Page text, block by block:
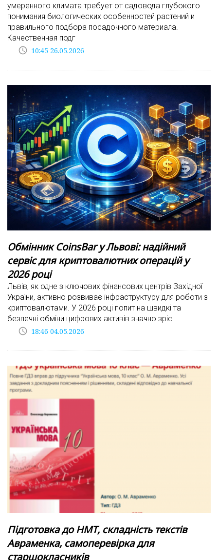
умеренного климата требует от садовода глубокого
понимания биологических особенностей растений и
правильного подбора посадочного материала.
Качественная подг
access_time 10:45 26.05.2026
Обмінник CoinsBar у Львові: надійний
сервіс для криптовалютних операцій у
2026 році
Львів, як одне з ключових фінансових центрів Західної
України, активно розвиває інфраструктуру для роботи з
криптовалютами. У 2026 році попит на швидкі та
безпечні обміни цифрових активів значно зріс
access_time 18:46 04.05.2026
Підготовка до НМТ, складність текстів
Авраменка, самоперевірка для
старшокласників